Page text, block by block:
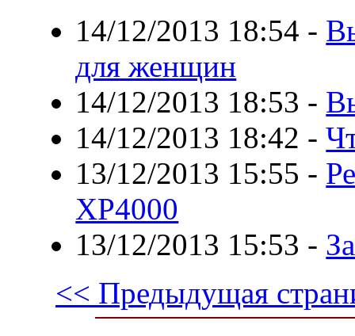
14/12/2013 18:54 -
для женщин
14/12/2013 18:53 -
14/12/2013 18:42 -
13/12/2013 15:55 -
XP4000
13/12/2013 15:53 -
<< Предыдущая